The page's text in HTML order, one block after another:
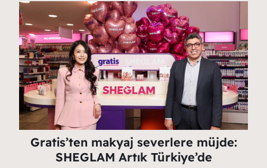
Gratis’ten makyaj severlere müjde:
SHEGLAM Artık Türkiye’de